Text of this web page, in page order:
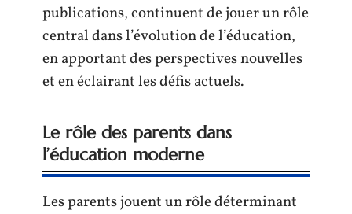
publications, continuent de jouer un rôle
central dans l’évolution de l’éducation,
en apportant des perspectives nouvelles
et en éclairant les défis actuels.
Le rôle des parents dans
l’éducation moderne
Les parents jouent un rôle déterminant